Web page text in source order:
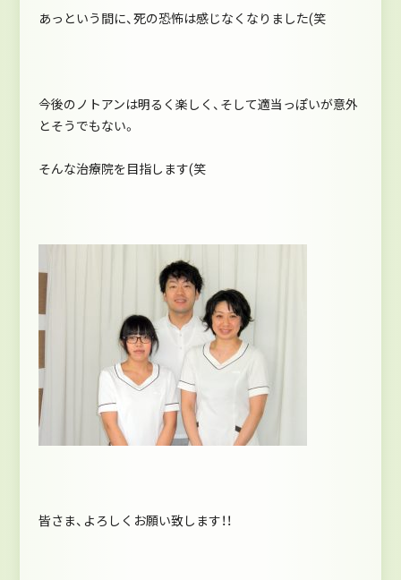
あっという間に、死の恐怖は感じなくなりました(笑
今後のノトアンは明るく楽しく、そして適当っぽいが意外
とそうでもない。
そんな治療院を目指します(笑
皆さま、よろしくお願い致します！！